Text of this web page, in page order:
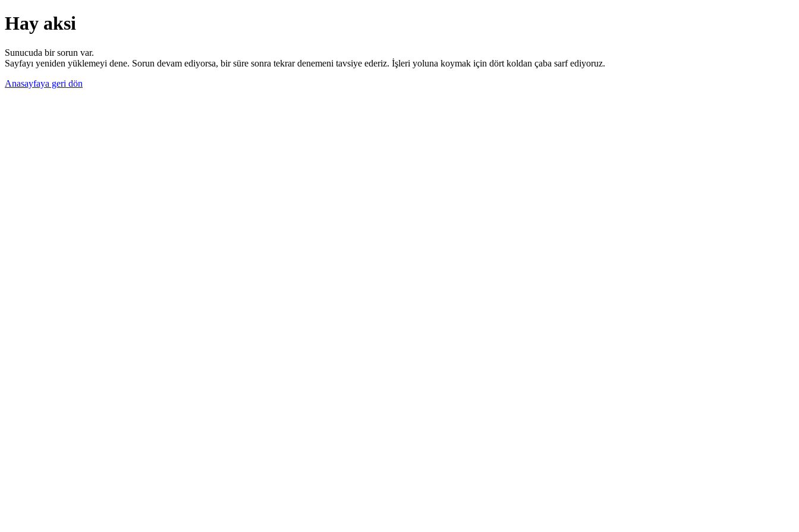
Hay aksi
Sunucuda bir sorun var.
Sayfayı yeniden yüklemeyi dene. Sorun devam ediyorsa, bir süre sonra tekrar denemeni tavsiye ederiz. İşleri yoluna koymak için dört koldan çaba sarf ediyoruz.
Anasayfaya geri dön